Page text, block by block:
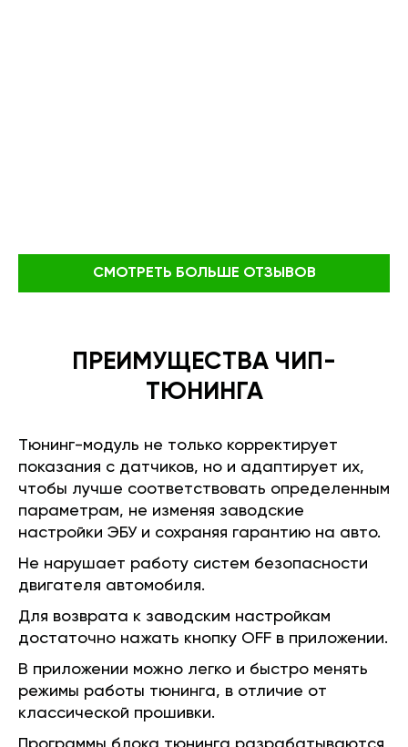
СМОТРЕТЬ БОЛЬШЕ ОТЗЫВОВ
ПРЕИМУЩЕСТВА ЧИП-
ТЮНИНГА
Тюнинг-модуль не только корректирует
показания с датчиков, но и адаптирует их,
чтобы лучше соответствовать определенным
параметрам, не изменяя заводские
настройки ЭБУ и сохраняя гарантию на авто.
Не нарушает работу систем безопасности
двигателя автомобиля.
Для возврата к заводским настройкам
достаточно нажать кнопку OFF в приложении.
В приложении можно легко и быстро менять
режимы работы тюнинга, в отличие от
классической прошивки.